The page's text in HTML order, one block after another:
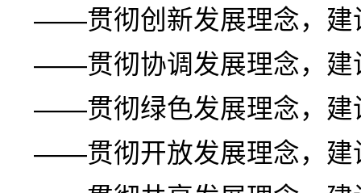
——贯彻创新发展理念，建
——贯彻协调发展理念，建
——贯彻绿色发展理念，建
——贯彻开放发展理念，建